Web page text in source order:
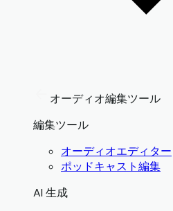
オーディオ編集ツール
編集ツール
オーディオエディター
ポッドキャスト編集
AI 生成